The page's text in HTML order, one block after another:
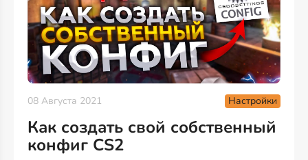
08 Августа 2021 Настройки
Как создать свой собственный
конфиг CS2